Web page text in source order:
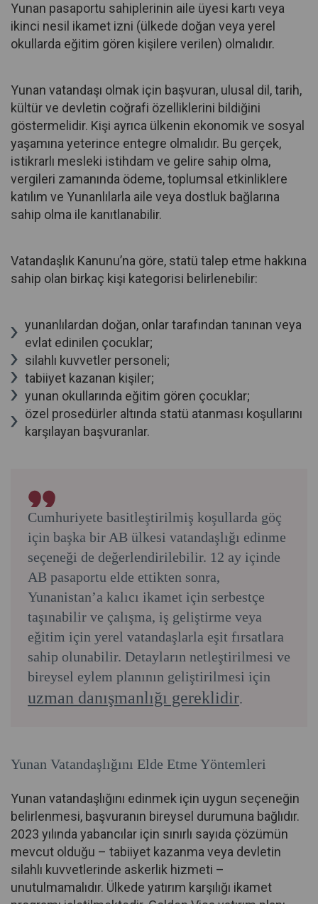
Yunan pasaportu sahiplerinin aile üyesi kartı veya
ikinci nesil ikamet izni (ülkede doğan veya yerel
okullarda eğitim gören kişilere verilen) olmalıdır.
Yunan vatandaşı olmak için başvuran, ulusal dil, tarih,
kültür ve devletin coğrafi özelliklerini bildiğini
göstermelidir. Kişi ayrıca ülkenin ekonomik ve sosyal
yaşamına yeterince entegre olmalıdır. Bu gerçek,
istikrarlı mesleki istihdam ve gelire sahip olma,
vergileri zamanında ödeme, toplumsal etkinliklere
katılım ve Yunanlılarla aile veya dostluk bağlarına
sahip olma ile kanıtlanabilir.
Vatandaşlık Kanunu’na göre, statü talep etme hakkına
sahip olan birkaç kişi kategorisi belirlenebilir:
yunanlılardan doğan, onlar tarafından tanınan veya
evlat edinilen çocuklar;
silahlı kuvvetler personeli;
tabiiyet kazanan kişiler;
yunan okullarında eğitim gören çocuklar;
özel prosedürler altında statü atanması koşullarını
karşılayan başvuranlar.
Cumhuriyete basitleştirilmiş koşullarda göç
için başka bir AB ülkesi vatandaşlığı edinme
seçeneği de değerlendirilebilir. 12 ay içinde
AB pasaportu elde ettikten sonra,
Yunanistan’a kalıcı ikamet için serbestçe
taşınabilir ve çalışma, iş geliştirme veya
eğitim için yerel vatandaşlarla eşit fırsatlara
sahip olunabilir. Detayların netleştirilmesi ve
bireysel eylem planının geliştirilmesi için
uzman danışmanlığı gereklidir.
Yunan Vatandaşlığını Elde Etme Yöntemleri
Yunan vatandaşlığını edinmek için uygun seçeneğin
belirlenmesi, başvuranın bireysel durumuna bağlıdır.
2023 yılında yabancılar için sınırlı sayıda çözümün
mevcut olduğu – tabiiyet kazanma veya devletin
silahlı kuvvetlerinde askerlik hizmeti –
unutulmamalıdır. Ülkede yatırım karşılığı ikamet